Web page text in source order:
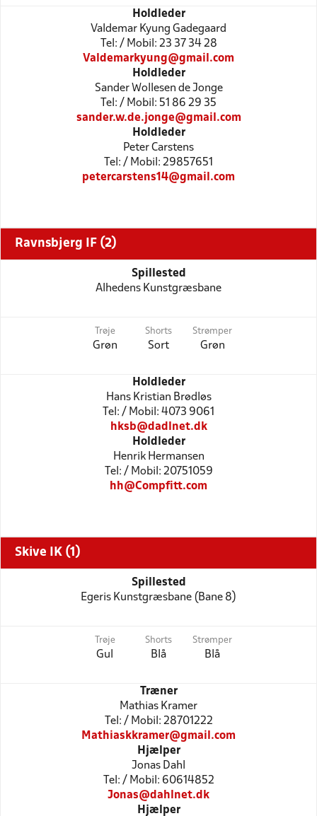
Holdleder
Valdemar Kyung Gadegaard
Tel: / Mobil: 23 37 34 28
Valdemarkyung@gmail.com
Holdleder
Sander Wollesen de Jonge
Tel: / Mobil: 51 86 29 35
sander.w.de.jonge@gmail.com
Holdleder
Peter Carstens
Tel: / Mobil: 29857651
petercarstens14@gmail.com
Ravnsbjerg IF (2)
Spillested
Alhedens Kunstgræsbane
Trøje
Grøn
Shorts
Sort
Strømper
Grøn
Holdleder
Hans Kristian Brødløs
Tel: / Mobil: 4073 9061
hksb@dadlnet.dk
Holdleder
Henrik Hermansen
Tel: / Mobil: 20751059
hh@Compfitt.com
Skive IK (1)
Spillested
Egeris Kunstgræsbane (Bane 8)
Trøje
Gul
Shorts
Blå
Strømper
Blå
Træner
Mathias Kramer
Tel: / Mobil: 28701222
Mathiaskkramer@gmail.com
Hjælper
Jonas Dahl
Tel: / Mobil: 60614852
Jonas@dahlnet.dk
Hjælper